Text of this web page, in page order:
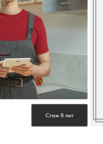
Стаж 8 лет